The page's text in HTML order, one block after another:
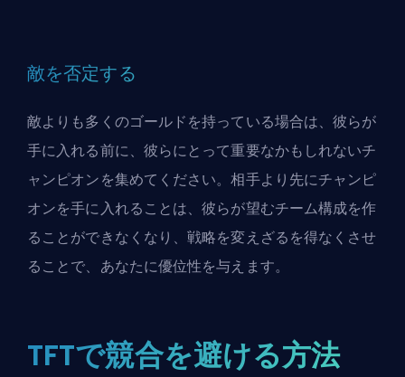
敵を否定する
敵よりも多くのゴールドを持っている場合は、彼らが
手に入れる前に、彼らにとって重要なかもしれないチ
ャンピオンを集めてください。相手より先にチャンピ
オンを手に入れることは、彼らが望むチーム構成を作
ることができなくなり、戦略を変えざるを得なくさせ
ることで、あなたに優位性を与えます。
TFTで競合を避ける方法